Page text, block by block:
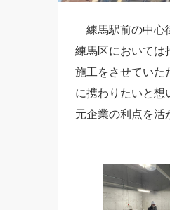
練馬駅前の中心
練馬区においては
施工をさせていた
に携わりたいと
元企業の利点を活